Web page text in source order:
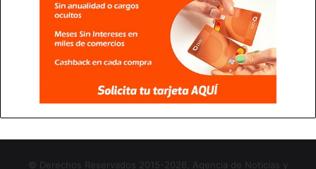
© Derechos Reservados 2015-2026, Agencia de Noticias y